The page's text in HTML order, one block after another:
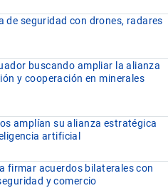
de seguridad con drones, radares
buscando ampliar la alianza
y cooperación en minerales
amplían su alianza estratégica
artificial
firmar acuerdos bilaterales con
y comercio